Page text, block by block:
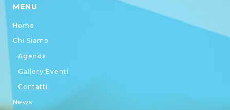
MENU
Home
Chi Siamo
Agenda
Gallery Eventi
Contatti
News